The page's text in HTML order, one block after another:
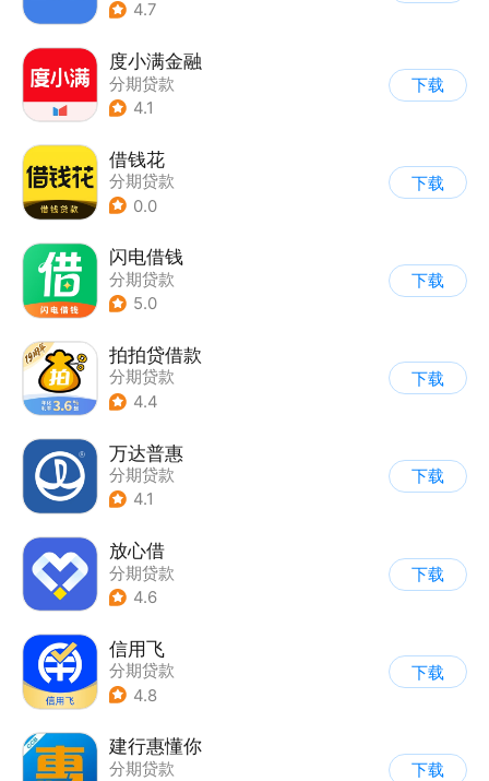
4.7
度小满金融
分期贷款
4.1
下载
借钱花
分期贷款
0.0
下载
闪电借钱
分期贷款
5.0
下载
拍拍贷借款
分期贷款
4.4
下载
万达普惠
分期贷款
4.1
下载
放心借
分期贷款
4.6
下载
信用飞
分期贷款
4.8
下载
建行惠懂你
分期贷款
下载